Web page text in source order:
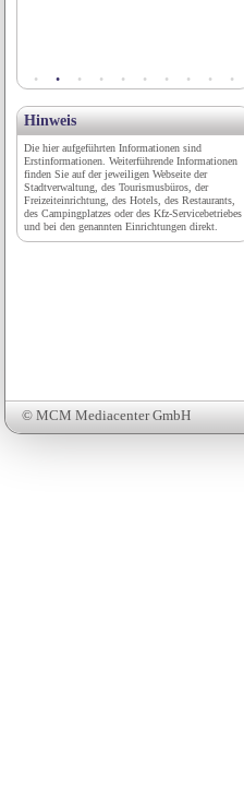
© MCM Mediacenter GmbH
Hinweis
Die hier aufgeführten Informationen sind
Erstinformationen. Weiterführende Informationen
finden Sie auf der jeweiligen Webseite der
Stadtverwaltung, des Tourismusbüros, der
Freizeiteinrichtung, des Hotels, des Restaurants,
des Campingplatzes oder des Kfz-Servicebetriebes
und bei den genannten Einrichtungen direkt.